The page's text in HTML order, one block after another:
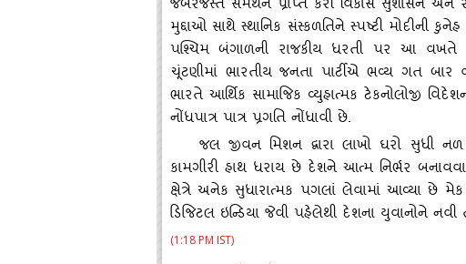
જબરજસ્‍ત સમર્થન પ્રાપ્ત કરી વિકાસ સુશાસન અને
મુદ્દાઓ સાથે સ્‍થાનિક સંસ્‍કળતિને સ્‍પષ્ટી મોદીની
પશ્‍ચિમ બંગાળની રાજકીય ધરતી પર આ વખતે
ચૂંટણીમાં ભારતીય જનતા પાર્ટીએ ભવ્‍ય ગત બાર
ભારતે આર્થિક સામાજિક વ્‍યુહાત્‍મક ટેકનોલોજી
નોંધપાત્ર પાત્ર પ્રગતિ નોંધાવી છે.
જલ જીવન મિશન દ્વારા લાખો ઘરો સુધી નળ
કામગીરી હાથ ધરાય છે દેશને આત્‍મ નિર્ભર
ક્ષેત્રે અનેક સુધારાત્‍મક પગલાં લેવામાં આવ્‍યા છે મેક
ડિજિટલ ઇન્‍ડિયા જેવી પહેલેથી દેશના યુવાનોને નવી
(1:18 PM IST)